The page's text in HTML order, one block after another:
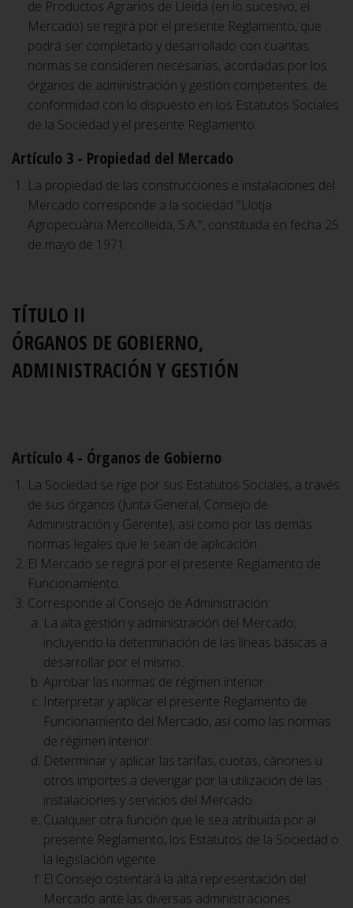
de Productos Agrarios de Lleida (en lo sucesivo, el
Mercado) se regirá por el presente Reglamento, que
podrá ser completado y desarrollado con cuantas
normas se consideren necesarias, acordadas por los
órganos de administración y gestión competentes, de
conformidad con lo dispuesto en los Estatutos Sociales
de la Sociedad y el presente Reglamento.
Artículo 3 - Propiedad del Mercado
La propiedad de las construcciones e instalaciones del
Mercado corresponde a la sociedad "Llotja
Agropecuària Mercolleida, S.A.", constituida en fecha 25
de mayo de 1971.
TÍTULO II
ÓRGANOS DE GOBIERNO,
ADMINISTRACIÓN Y GESTIÓN
Artículo 4 - Órganos de Gobierno
La Sociedad se rige por sus Estatutos Sociales, a través
de sus órganos (Junta General, Consejo de
Administración y Gerente), así como por las demás
normas legales que le sean de aplicación.
El Mercado se regirá por el presente Reglamento de
Funcionamiento.
Corresponde al Consejo de Administración:
La alta gestión y administración del Mercado,
incluyendo la determinación de las líneas básicas a
desarrollar por el mismo.
Aprobar las normas de régimen interior.
Interpretar y aplicar el presente Reglamento de
Funcionamiento del Mercado, así como las normas
de régimen interior.
Determinar y aplicar las tarifas, cuotas, cánones u
otros importes a devengar por la utilización de las
instalaciones y servicios del Mercado.
Cualquier otra función que le sea atribuida por al
presente Reglamento, los Estatutos de la Sociedad o
la legislación vigente.
El Consejo ostentará la alta representación del
Mercado ante las diversas administraciones